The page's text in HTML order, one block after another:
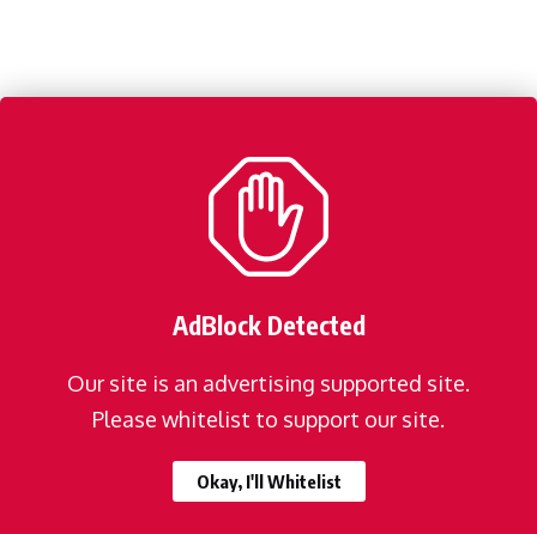
AdBlock Detected
Our site is an advertising supported site.
Please whitelist to support our site.
Okay, I'll Whitelist